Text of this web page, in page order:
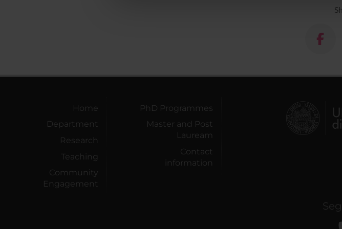
Home
Department
Research
Teaching
Community
Engagement
PhD Programmes
Master and Post
Lauream
Contact
information